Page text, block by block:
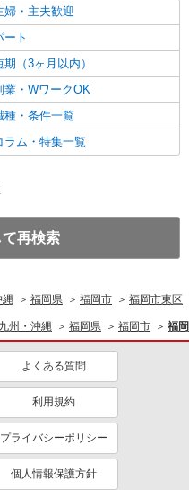
婦・主夫歓迎
ート
期（3ヶ月以内）
業・WワークOK
種・条件一覧
ラム・特集一覧
再検索
縄 福岡県 福岡市 福岡市東区
九州・沖縄 福岡県 福岡市 福
よくある質問
利用規約
プライバシーポリシー
個人情報保護方針